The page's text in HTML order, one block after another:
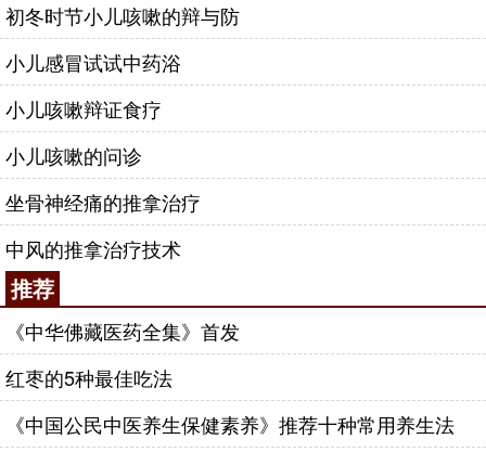
初冬时节小儿咳嗽的辩与防
小儿感冒试试中药浴
小儿咳嗽辩证食疗
小儿咳嗽的问诊
坐骨神经痛的推拿治疗
中风的推拿治疗技术
推荐
《中华佛藏医药全集》首发
红枣的5种最佳吃法
《中国公民中医养生保健素养》推荐十种常用养生法